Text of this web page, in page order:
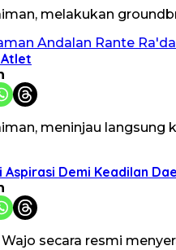
melakukan
Atlet
meninjau
Aspirasi Demi Keadilan
Wajo secara resmi